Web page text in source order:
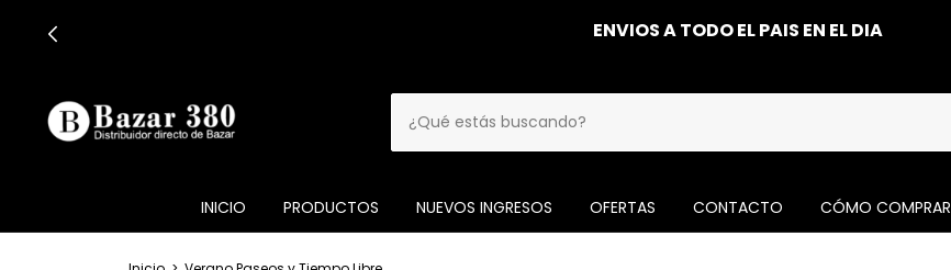
ENVIOS A TODO EL PAIS EN EL DIA
INICIO PRODUCTOS NUEVOS INGRESOS OFERTAS CONTACTO CÓMO COMPRAR